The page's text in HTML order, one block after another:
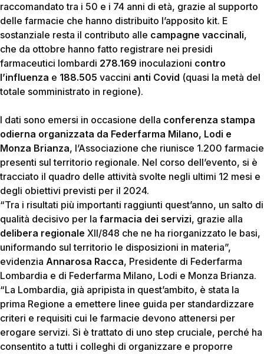
raccomandato tra i 50 e i 74 anni di età, grazie al supporto
delle farmacie che hanno distribuito l’apposito kit. E
sostanziale resta il contributo alle campagne vaccinali,
che da ottobre hanno fatto registrare nei presidi
farmaceutici lombardi 278.169 inoculazioni contro
l’influenza e 188.505 vaccini anti Covid (quasi la metà del
totale somministrato in regione).
I dati sono emersi in occasione della conferenza stampa
odierna organizzata da Federfarma Milano, Lodi e
Monza Brianza, l’Associazione che riunisce 1.200 farmacie
presenti sul territorio regionale. Nel corso dell’evento, si è
tracciato il quadro delle attività svolte negli ultimi 12 mesi e
degli obiettivi previsti per il 2024.
“Tra i risultati più importanti raggiunti quest’anno, un salto di
qualità decisivo per la farmacia dei servizi, grazie alla
delibera regionale XII/848 che ne ha riorganizzato le basi,
uniformando sul territorio le disposizioni in materia”,
evidenzia Annarosa Racca, Presidente di Federfarma
Lombardia e di Federfarma Milano, Lodi e Monza Brianza.
“La Lombardia, già apripista in quest’ambito, è stata la
prima Regione a emettere linee guida per standardizzare
criteri e requisiti cui le farmacie devono attenersi per
erogare servizi. Si è trattato di uno step cruciale, perché ha
consentito a tutti i colleghi di organizzare e proporre